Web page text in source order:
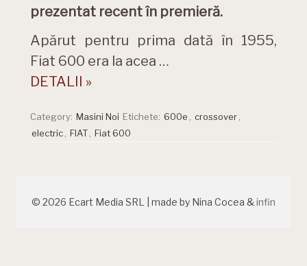
prezentat recent în premieră.
Apărut pentru prima dată în 1955,
Fiat 600 era la acea …
DETALII »
Category: Masini Noi Etichete: 600e crossover
electric
FIAT Fiat 600
© 2026 Ecart Media SRL | made by Nina Cocea &infin